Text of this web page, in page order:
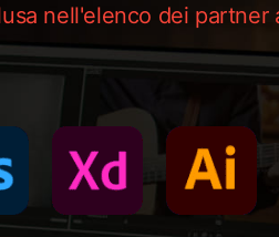
nell'elenco dei